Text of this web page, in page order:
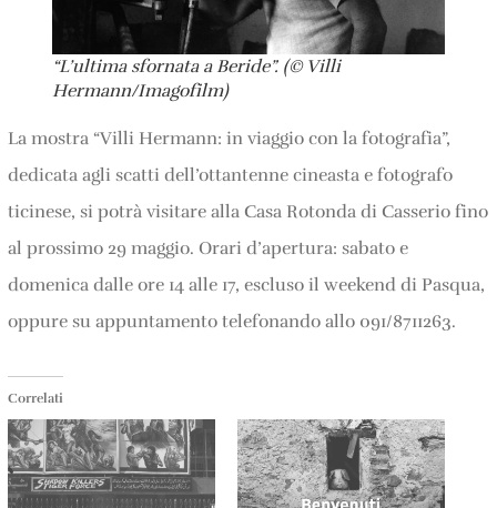
“L’ultima sfornata a Beride”. (© Villi
Hermann/Imagofilm)
La mostra “Villi Hermann: in viaggio con la fotografia”,
dedicata agli scatti dell’ottantenne cineasta e fotografo
ticinese, si potrà visitare alla Casa Rotonda di Casserio fino
al prossimo 29 maggio. Orari d’apertura: sabato e
domenica dalle ore 14 alle 17, escluso il weekend di Pasqua,
oppure su appuntamento telefonando allo 091/8711263.
Correlati